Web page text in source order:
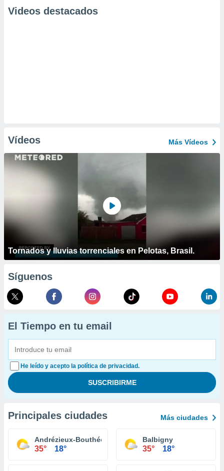
Videos destacados
Vídeos Más Vídeos
Tornados y lluvias torrenciales en Pelotas, Brasil.
Síguenos
El Tiempo en tu email
He leído y acepto la política de privacidad.
Principales ciudades Más ciudades
Andrézieux-Bouthéon
35° 18°
Balbigny
35° 18°